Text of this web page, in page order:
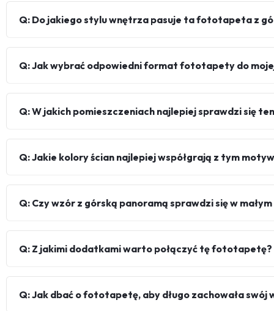
Q: Do jakiego stylu wnętrza pasuje ta fototapeta z
Q: Jak wybrać odpowiedni format fototapety do
Q: W jakich pomieszczeniach najlepiej sprawdzi się
Q: Jakie kolory ścian najlepiej współgrają z tym
Q: Czy wzór z górską panoramą sprawdzi się w
Q: Z jakimi dodatkami warto połączyć tę fototapetę?
Q: Jak dbać o fototapetę, aby długo zachowała swój